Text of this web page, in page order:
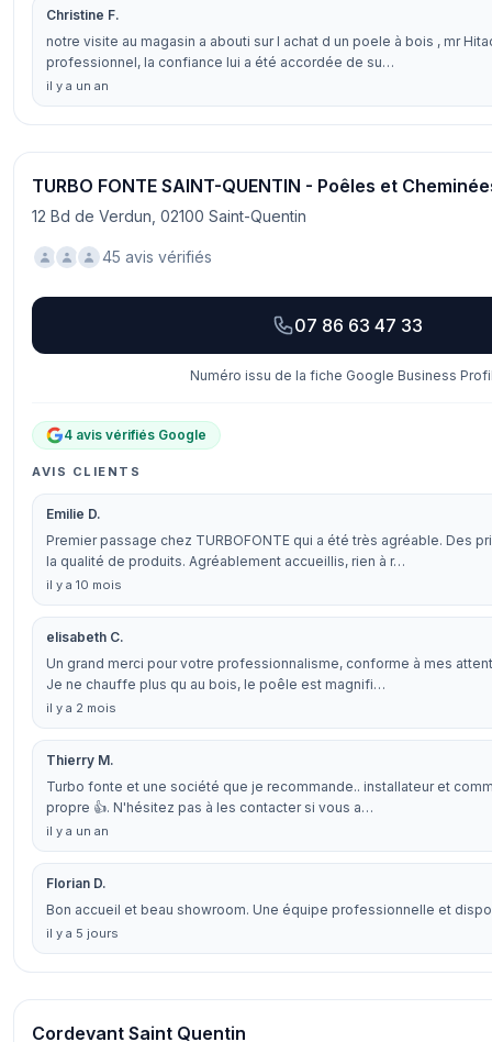
Christine F.
notre visite au magasin a abouti sur l achat d un poele à bois , mr
professionnel, la confiance lui a été accordée de su…
il y a un an
TURBO FONTE SAINT-QUENTIN - Poêles et
12 Bd de Verdun, 02100 Saint-Quentin
45 avis vérifiés
07 86 63 47 33
Numéro issu de la fiche Google Business
4 avis vérifiés Google
AVIS CLIENTS
Emilie D.
Premier passage chez TURBOFONTE qui a été très agréable. Des
la qualité de produits. Agréablement accueillis, rien à r…
il y a 10 mois
elisabeth C.
Un grand merci pour votre professionnalisme, conforme à mes
Je ne chauffe plus qu au bois, le poêle est magnifi…
il y a 2 mois
Thierry M.
Turbo fonte et une société que je recommande.. installateur et
propre 👍. N'hésitez pas à les contacter si vous a…
il y a un an
Florian D.
Bon accueil et beau showroom. Une équipe professionnelle et
il y a 5 jours
Cordevant Saint Quentin